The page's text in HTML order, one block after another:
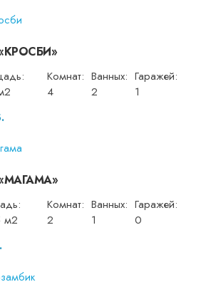
Комнат:
4
Ванных:
2
Гаражей:
1
м2
Комнат:
2
Ванных:
1
Гаражей:
0